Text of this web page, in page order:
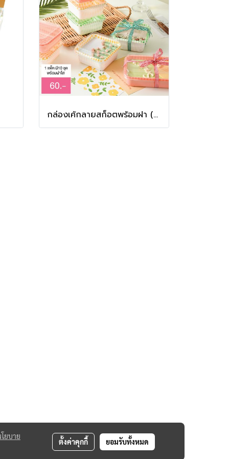
กล่องเค้กลายสก็อตพร้อมฝา (พลาสติก) (ออกใบกำกับภาษีไม่ได้ / Unable to issue tax invoice)
ยบาย
ตั้งค่าคุกกี้ ยอมรับทั้งหมด